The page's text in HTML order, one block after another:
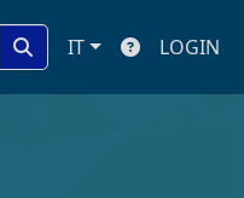
IT LOGIN